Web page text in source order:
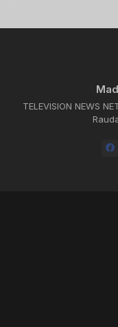
TELEVISION NEWS